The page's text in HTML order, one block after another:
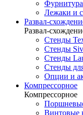
Лежаки и
Развал-
Развал-
Стенды
Стенды
Стенды
Стенды
Опции и
Компрессорное
Компрессорное
Винтовые